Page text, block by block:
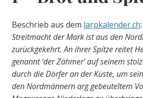
Beschrieb aus dem larpkalender.ch:
Streitmacht der Mark ist aus den
zurückgekehrt. An ihrer Spitze reitet
genannt ‘der Zähmer’ auf seinem
durch die Dörfer an der Küste, um
den Nordmännern arg gebeuteltem